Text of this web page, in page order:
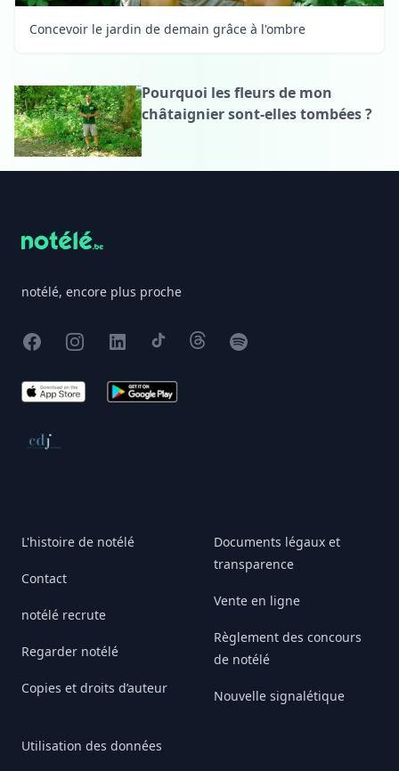
Concevoir le jardin de demain grâce à l'ombre
Pourquoi les fleurs de mon
châtaignier sont-elles tombées ?
notélé, encore plus proche
FacebookInstagram
X TikTokThreadsSpotify
App Store Google Play
Conseil de déontologie journalistique
L'histoire de notélé
Contact
notélé recrute
Regarder notélé
Copies et droits d’auteur
Utilisation des données
Documents légaux et
transparence
Vente en ligne
Règlement des concours
de notélé
Nouvelle signalétique